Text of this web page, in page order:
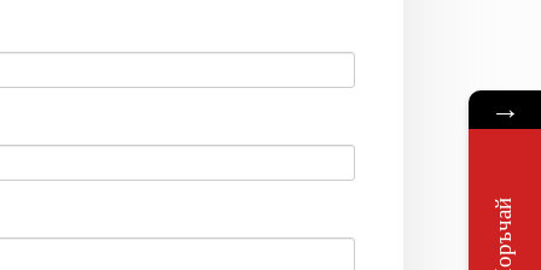
→
Поръчай